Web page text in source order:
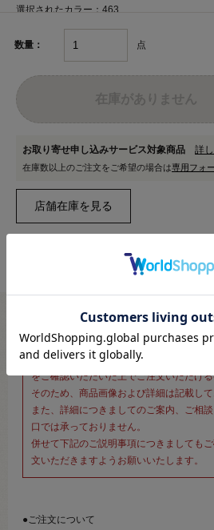
選択されたカラー：463
数量： 点
お取り寄せ申し込みサービス対象商品 詳
在庫数以上のご注文をご希望の場合は専用フォ
※新宿オカダヤ本店お取り扱い商品
こちらのページは、店頭にてあらかじめ商
をご確認いただいた上でご注文いただけ
そのため、商品画像および詳細は記載して
また、詳細につきましてのご案内、ご相
口では承っておりません。
併せて下記のご説明事項につきましても
文いただきますようお願いいたします。
●ご注文について